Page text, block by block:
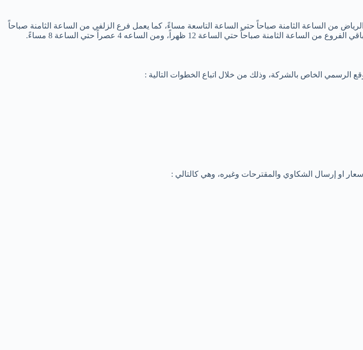
من الساعة الثامنة صباحاً حتي الساعة التاسعة مساءً، كما يعمل فرع الزلفي من الساعة الثامنة صباحاً
الرسمي الخاص بالشركة، وذلك من خلال اتباع الخطوات التالية :
او إرسال الشكاوي والمقترحات وغيره، وهي كالتالي :